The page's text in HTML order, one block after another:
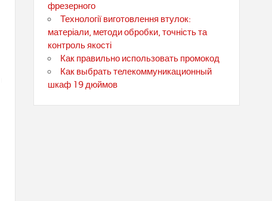
фрезерного
Технології виготовлення втулок:
матеріали, методи обробки, точність та
контроль якості
Как правильно использовать промокод
Как выбрать телекоммуникационный
шкаф 19 дюймов